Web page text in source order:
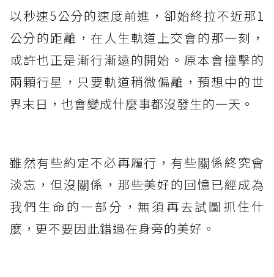
以秒速5公分的速度前進，卻始終拉不近那1
公分的距離，在人生軌道上交會的那一刻，
或許也正是漸行漸遠的開始。原本會撞擊的
兩顆行星，只要軌道稍微偏離，預想中的世
界末日，也會變成什麼事都沒發生的一天。
雖然有些約定不必再履行，有些關係終究會
淡忘，但沒關係，那些美好的回憶已經成為
我們生命的一部分，無須再去試圖抓住什
麼，更不要因此錯過在身旁的美好。